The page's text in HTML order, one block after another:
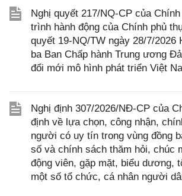
Nghị quyết 217/NQ-CP của
trình hành động của Chính phủ
quyết 19-NQ/TW ngày 28/7/2026
ba Ban Chấp hành Trung ương
đổi mới mô hình phát triển Việt
Nghị định 307/2026/NĐ-CP của
định về lựa chọn, công nhận,
người có uy tín trong vùng đồng
số và chính sách thăm hỏi, chúc
động viên, gặp mặt, biểu dương,
một số tổ chức, cá nhân người